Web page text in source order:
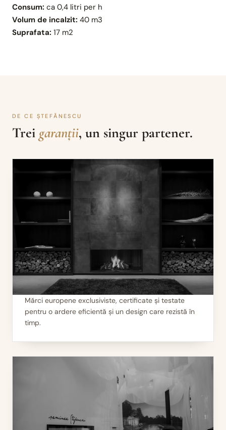
Consum: ca 0,4 litri per h
Volum de incalzit: 40 m3
Suprafata: 17 m2
DE CE ȘTEFĂNESCU
Trei garanții, un singur partener.
I
Calitate garantată
Mărci europene exclusiviste, certificate și testate
pentru o ardere eficientă și un design care rezistă în
timp.